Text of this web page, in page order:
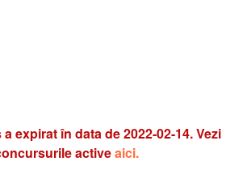
în data de 2022-02-14. Vezi
activeaici.